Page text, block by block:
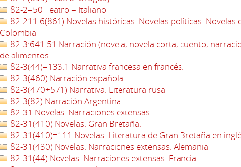
82-2=50 Teatro = Italiano
82-211.6(861) Novelas históricas. Novelas políticas. Novelas
Colombia
82-3:641.51 Narración (novela, novela corta, cuento,
de alimentos
82-3(44)=133.1 Narrativa francesa en francés.
82-3(460) Narración española
82-3(470+571) Narrativa. Literatura rusa
82-3(82) Narración Argentina
82-31 Novelas. Narraciones extensas.
82-31(410) Novelas. Gran Bretaña.
82-31(410)=111 Novelas. Literatura de Gran Bretaña en
82-31(430) Novelas. Narraciones extensas. Alemania
82-31(44) Novelas. Narraciones extensas. Francia